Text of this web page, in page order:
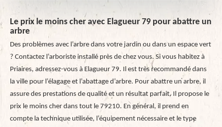
Le prix le moins cher avec Elagueur 79 pour abattre un
arbre
Des problèmes avec l’arbre dans votre jardin ou dans un espace vert
? Contactez l’arboriste installé près de chez vous. Si vous habitez à
Priaires, adressez-vous à Elagueur 79. Il est très recommandé dans
la ville pour l’élagage et l’abattage d’arbre. Pour abattre un arbre, il
assure des prestations de qualité et un résultat parfait. Il propose le
prix le moins cher dans tout le 79210. En général, il prend en
compte la technique utilisée, l’équipement nécessaire et le type